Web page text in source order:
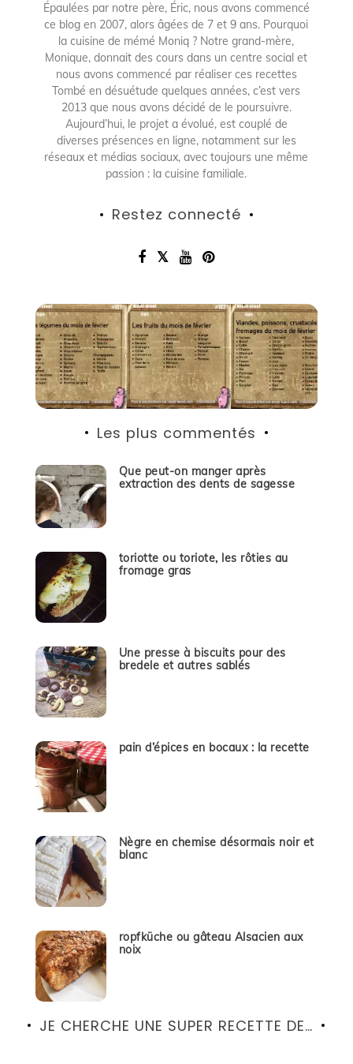
Épaulées par notre père, Éric, nous avons commencé
ce blog en 2007, alors âgées de 7 et 9 ans. Pourquoi
la cuisine de mémé Moniq ? Notre grand-mère,
Monique, donnait des cours dans un centre social et
nous avons commencé par réaliser ces recettes
Tombé en désuétude quelques années, c’est vers
2013 que nous avons décidé de le poursuivre.
Aujourd’hui, le projet a évolué, est couplé de
diverses présences en ligne, notamment sur les
réseaux et médias sociaux, avec toujours une même
passion : la cuisine familiale.
Restez connecté
Les plus commentés
Que peut-on manger après
extraction des dents de sagesse
toriotte ou toriote, les rôties au
fromage gras
Une presse à biscuits pour des
bredele et autres sablés
pain d’épices en bocaux : la recette
Nègre en chemise désormais noir et
blanc
ropfküche ou gâteau Alsacien aux
noix
JE CHERCHE UNE SUPER RECETTE DE…